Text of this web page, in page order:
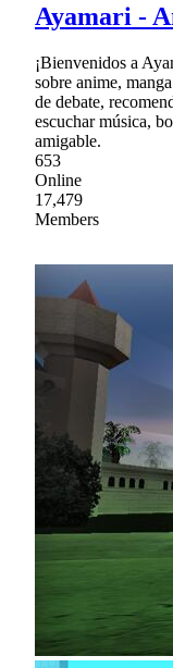
Ayamari -
¡Bienvenidos a
sobre anime,
de debate,
escuchar música,
amigable.
653
Online
17,479
Members